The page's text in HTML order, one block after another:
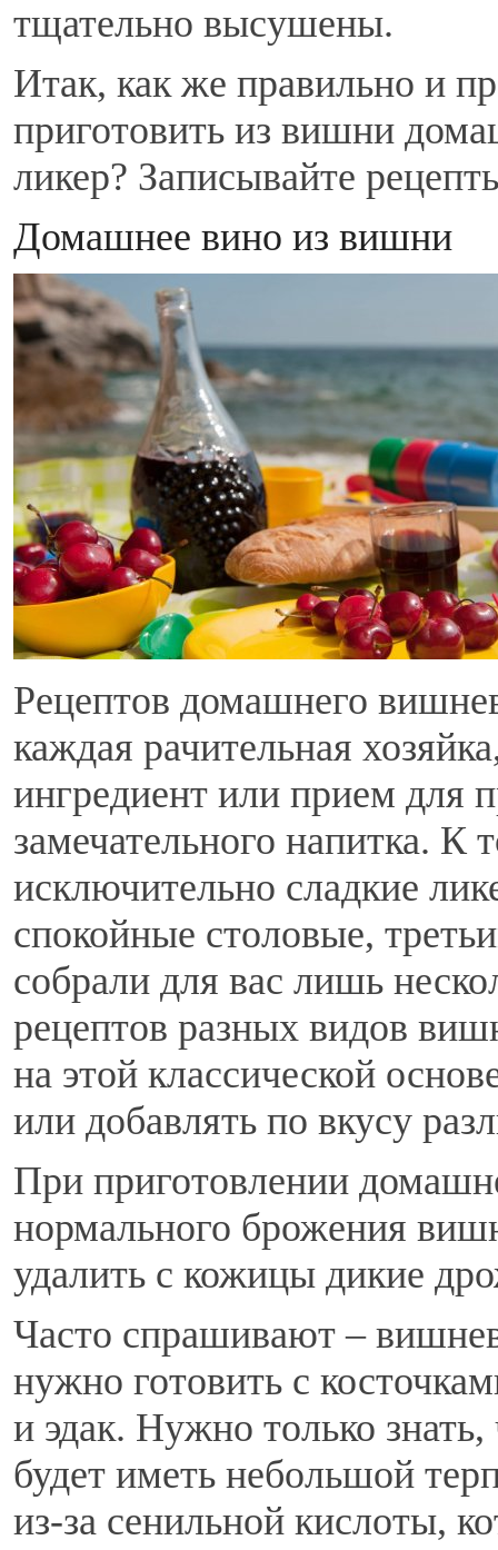
тщательно высушены.
Итак, как же правильно и
приготовить из вишни
ликер? Записывайте
Домашнее вино из вишни
Рецептов домашнего
каждая рачительная
ингредиент или прием для
замечательного напитка.
исключительно сладкие
спокойные столовые,
собрали для вас лишь
рецептов разных видов
на этой классической
или добавлять по вкусу
При приготовлении
нормального брожения
удалить с кожицы дикие
Часто спрашивают –
нужно готовить с
и эдак. Нужно только
будет иметь небольшой
из-за сенильной кислоты,